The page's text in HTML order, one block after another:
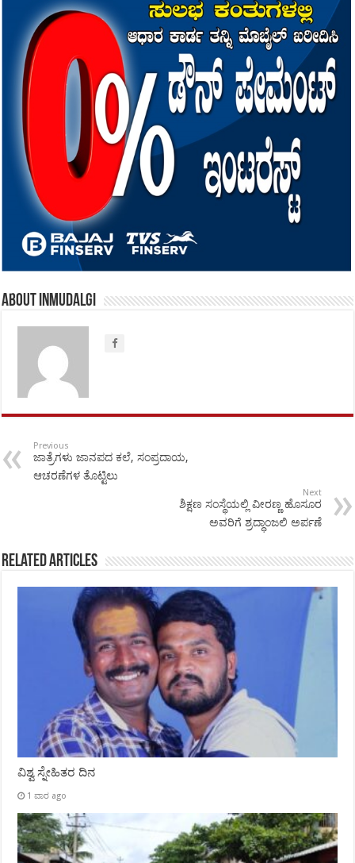
About inmudalgi
Previous
ಜಾತ್ರೆಗಳು ಜಾನಪದ ಕಲೆ, ಸಂಪ್ರದಾಯ,
ಆಚರಣೆಗಳ ತೊಟ್ಟಿಲು
Next
ಶಿಕ್ಷಣ ಸಂಸ್ಥೆಯಲ್ಲಿ ವೀರಣ್ಣ ಹೊಸೂರ
ಅವರಿಗೆ ಶ್ರದ್ಧಾಂಜಲಿ ಅರ್ಪಣೆ
Related Articles
ವಿಶ್ವ ಸ್ನೇಹಿತರ ದಿನ
1 ವಾರ ago